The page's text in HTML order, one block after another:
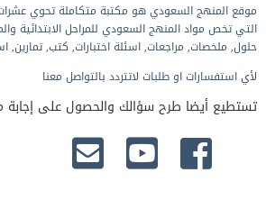
موقع المنهج السعودي هو مكتبة متكاملة تحوي عشرات
التي تخص مواد المنهج السعودي للمراحل الابتدائية
حلول, ملخصات, مراجعات, اسئلة اختبارات, كتب, تمارين,
لأي استفسارات او طلبات لاتتردد بالتواصل معنا
تستطيع أيضا طرح سؤالك والحصول على إجابة